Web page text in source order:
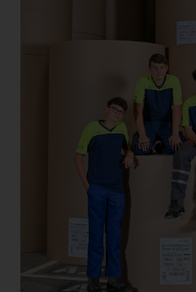
Fristads Austria
HIG Infomotion Group
IFE Austria GmbH
INTERSPAR
INTERSPORT Austria